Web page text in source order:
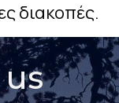
διακοπές.